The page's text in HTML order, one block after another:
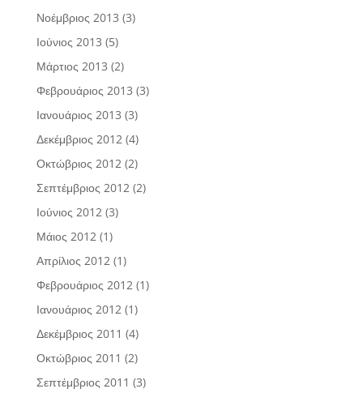
Νοέμβριος 2013 (3)
Ιούνιος 2013 (5)
Μάρτιος 2013 (2)
Φεβρουάριος 2013 (3)
Ιανουάριος 2013 (3)
Δεκέμβριος 2012(4)
Οκτώβριος 2012(2)
Σεπτέμβριος 2012(2)
Ιούνιος 2012(3)
Μάιος 2012(1)
Απρίλιος 2012(1)
Φεβρουάριος 2012(1)
Ιανουάριος 2012(1)
Δεκέμβριος 2011 (4)
Οκτώβριος 2011 (2)
Σεπτέμβριος 2011 (3)